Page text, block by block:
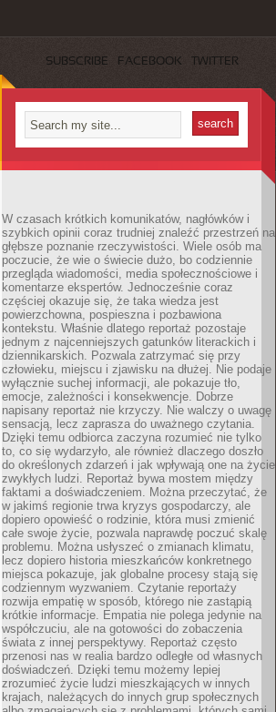
SUBSCRIBE FACEBOOK TWITTER
W czasach krótkich komunikatów, nagłówków i
szybkich opinii coraz trudniej znaleźć przestrzeń na
głębsze poznanie rzeczywistości. Wiele osób ma
poczucie, że wie o świecie dużo, bo codziennie
przegląda wiadomości, media społecznościowe i
komentarze ekspertów. Jednocześnie coraz
częściej okazuje się, że taka wiedza jest
powierzchowna, pospieszna i pozbawiona
kontekstu. Właśnie dlatego reportaż pozostaje
jednym z najcenniejszych gatunków literackich i
dziennikarskich. Pozwala zatrzymać się przy
człowieku, miejscu i zjawisku na dłużej. Nie podaje
wyłącznie suchej informacji, ale pokazuje tło,
emocje, zależności i konsekwencje. Dobrze
napisany reportaż nie krzyczy. Nie walczy o uwagę
sensacją, lecz zaprasza do uważnego czytania.
Dzięki temu odbiorca zaczyna rozumieć nie tylko
to, co się wydarzyło, ale również dlaczego doszło
do określonych zdarzeń i jak wpływają one na życie
zwykłych ludzi. Reportaż bywa mostem między
faktami a doświadczeniem. Można przeczytać, że
w jakimś regionie trwa kryzys gospodarczy, ale
dopiero opowieść o rodzinie, która musi zmienić
całe swoje życie, pozwala naprawdę poczuć skalę
problemu. Można usłyszeć o zmianach klimatu,
lecz dopiero historia mieszkańców konkretnego
miejsca pokazuje, jak globalne procesy stają się
codziennym wyzwaniem. Czytanie reportaży
rozwija empatię w sposób, którego nie zastąpią
krótkie informacje. Empatia nie polega jedynie na
współczuciu, ale na gotowości do zobaczenia
świata z innej perspektywy. Reportaż często
przenosi nas w realia bardzo odległe od własnych
doświadczeń. Dzięki temu możemy lepiej
zrozumieć życie ludzi mieszkających w innych
krajach, należących do innych grup społecznych